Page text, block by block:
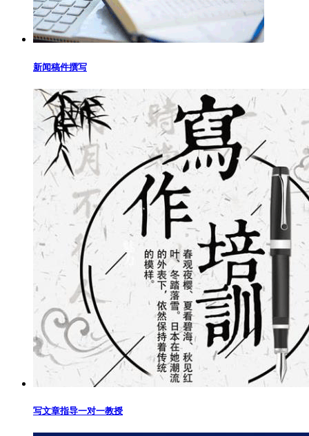
新闻稿件撰写
写文章指导一对一教授